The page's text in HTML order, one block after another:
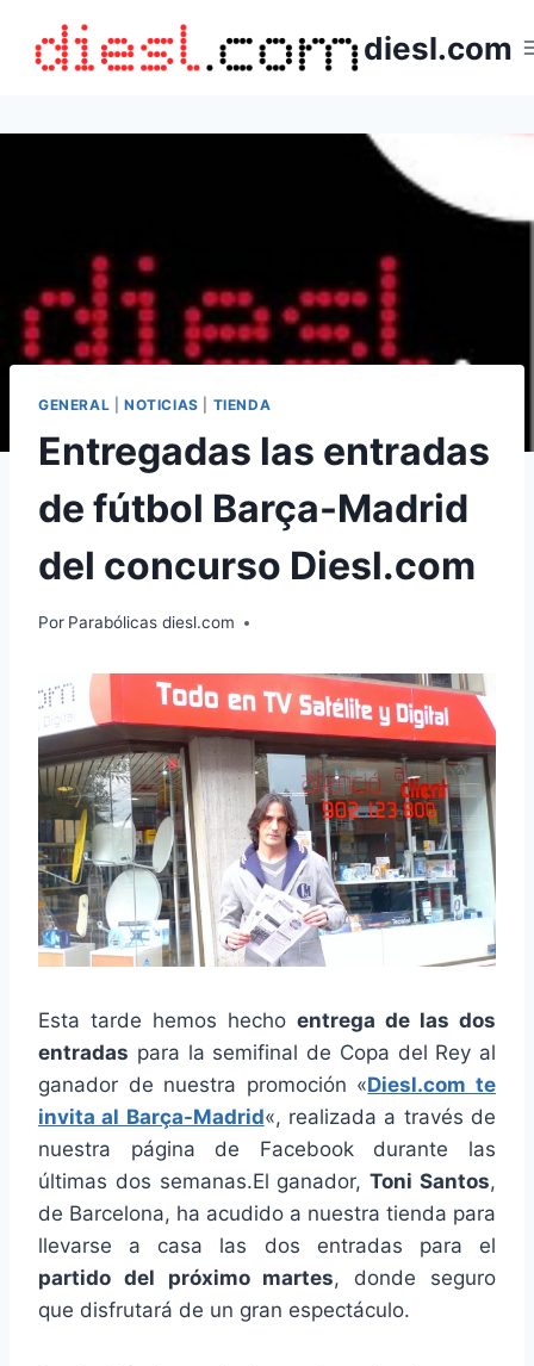
contenido
diesl.com
GENERAL NOTICIAS TIENDA
Entregadas las entradas
de fútbol Barça-Madrid
del concurso Diesl.com
Por Parabólicas diesl.com
Esta tarde hemos hecho entrega de las dos
entradas para la semifinal de Copa del Rey al
ganador de nuestra promoción «Diesl.com te
invita al Barça-Madrid«, realizada a través de
nuestra página de Facebook durante las
últimas dos semanas.El ganador,Toni Santos,
de Barcelona, ha acudido a nuestra tienda para
llevarse a casa las dos entradas para el
partido del próximo martes, donde seguro
que disfrutará de un gran espectáculo.